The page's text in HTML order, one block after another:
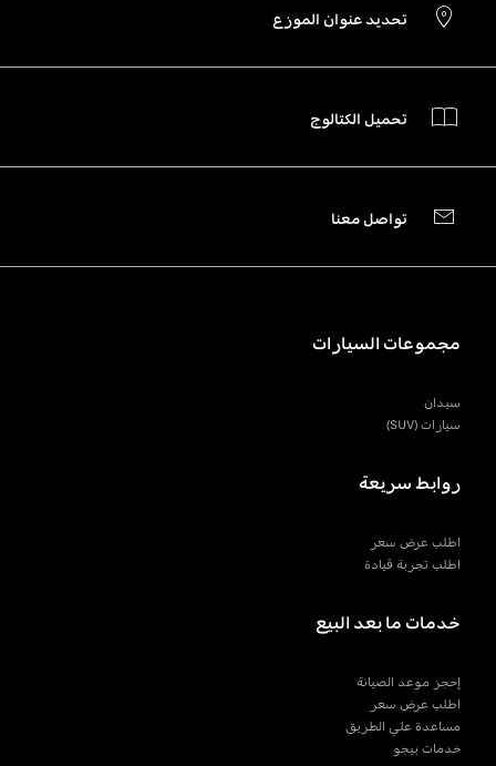
تحديد عنوان الموزع
تحميل الكتالوج
تواصل معنا
مجموعات السيارات
سيدان
سيارات (SUV)
روابط سريعة
اطلب عرض سعر
اطلب تجربة قيادة
خدمات ما بعد البيع
إحجز موعد الصيانة
اطلب عرض سعر
مساعدة علي الطريق
خدمات بيجو